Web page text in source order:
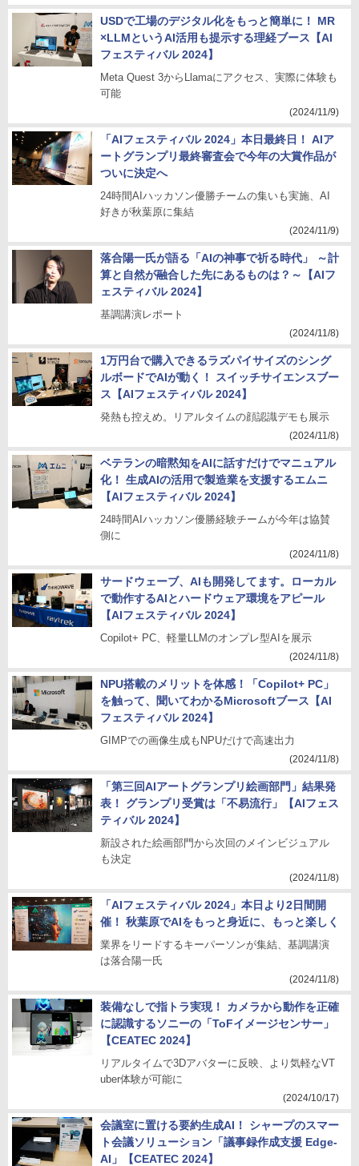
USDで工場のデジタル化をもっと簡単に！ MR
×LLMというAI活用も提示する理経ブース【AI
フェスティバル 2024】
Meta Quest 3からLlamaにアクセス、実際に体験も
可能
(2024/11/9)
「AIフェスティバル 2024」本日最終日！ AIア
ートグランプリ最終審査会で今年の大賞作品が
ついに決定へ
24時間AIハッカソン優勝チームの集いも実施、AI
好きが秋葉原に集結
(2024/11/9)
落合陽一氏が語る「AIの神事で祈る時代」 ～計
算と自然が融合した先にあるものは？～【AIフ
ェスティバル 2024】
基調講演レポート
(2024/11/8)
1万円台で購入できるラズパイサイズのシング
ルボードでAIが動く！ スイッチサイエンスブー
ス【AIフェスティバル 2024】
発熱も控えめ。リアルタイムの顔認識デモも展示
(2024/11/8)
ベテランの暗黙知をAIに話すだけでマニュアル
化！ 生成AIの活用で製造業を支援するエムニ
【AIフェスティバル 2024】
24時間AIハッカソン優勝経験チームが今年は協賛
側に
(2024/11/8)
サードウェーブ、AIも開発してます。ローカル
で動作するAIとハードウェア環境をアピール
【AIフェスティバル 2024】
Copilot+ PC、軽量LLMのオンプレ型AIを展示
(2024/11/8)
NPU搭載のメリットを体感！「Copilot+ PC」
を触って、聞いてわかるMicrosoftブース【AI
フェスティバル 2024】
GIMPでの画像生成もNPUだけで高速出力
(2024/11/8)
「第三回AIアートグランプリ絵画部門」結果発
表！ グランプリ受賞は「不易流行」【AIフェス
ティバル 2024】
新設された絵画部門から次回のメインビジュアル
も決定
(2024/11/8)
「AIフェスティバル 2024」本日より2日間開
催！ 秋葉原でAIをもっと身近に、もっと楽しく
業界をリードするキーパーソンが集結、基調講演
は落合陽一氏
(2024/11/8)
装備なしで指トラ実現！ カメラから動作を正確
に認識するソニーの「ToFイメージセンサー」
【CEATEC 2024】
リアルタイムで3Dアバターに反映、より気軽なVT
uber体験が可能に
(2024/10/17)
会議室に置ける要約生成AI！ シャープのスマー
ト会議ソリューション「議事録作成支援 Edge-
AI」【CEATEC 2024】